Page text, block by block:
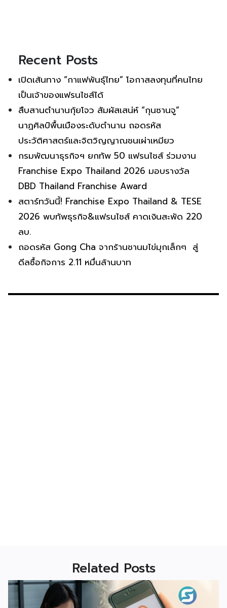
Recent Posts
เปิดเส้นทาง “กาแฟพันธุ์ไทย” โอกาสลงทุนที่คนไทย
เป็นเจ้าของแฟรนไชส์ได้
สืบสานตำนานกุ้ยโจว สัมผัสเสน่ห์ “กุนซานจู”
นาฏศิลป์พื้นเมืองระดับตำนาน ถอดรหัส
ประวัติศาสตร์และจิตวิญญาณชนเผ่าเหมียว
กรมพัฒนาธุรกิจฯ ยกทัพ 50 แฟรนไชส์ ร่วมงาน
Franchise Expo Thailand 2026 มอบรางวัล
DBD Thailand Franchise Award
สตาร์ทวันนี้! Franchise Expo Thailand & TESE
2026 พบทัพธุรกิจ&แฟรนไชส์ คาดเงินสะพัด 220
ลบ.
ถอดรหัส Gong Cha จากร้านชานมไข่มุกเล็กๆ สู่
ดีลซื้อกิจการ 2.11 หมื่นล้านบาท
Related Posts